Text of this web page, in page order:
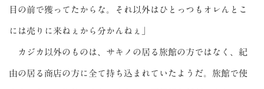
目の前で獲ってたからな。それ以外はひとっつもオレんとこ
には売りに来ねぇから分かんねぇ」
カジカ以外のものは、サキノの居る旅館の方ではなく、紀
由の居る商店の方に全て持ち込まれていたようだ。旅館で使